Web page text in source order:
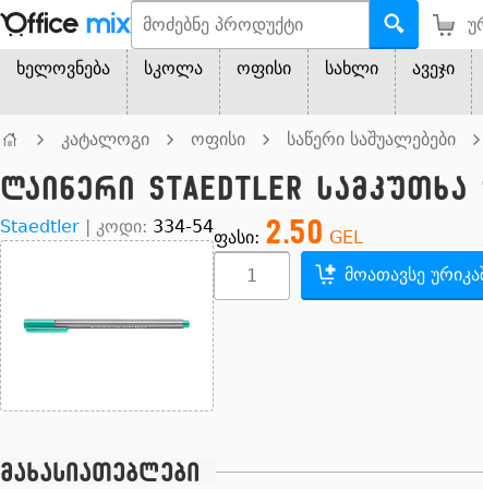
ხელოვნება სკოლა ოფისი სახლი ავეჯი
კატალოგი ოფისი საწერი საშუალებები
ლაინერი Staedtler სამკუთხა
Staedtler | კოდი: 334-54
ფასი: 2.50 GEL
მოათავსე
მახასიათებლები